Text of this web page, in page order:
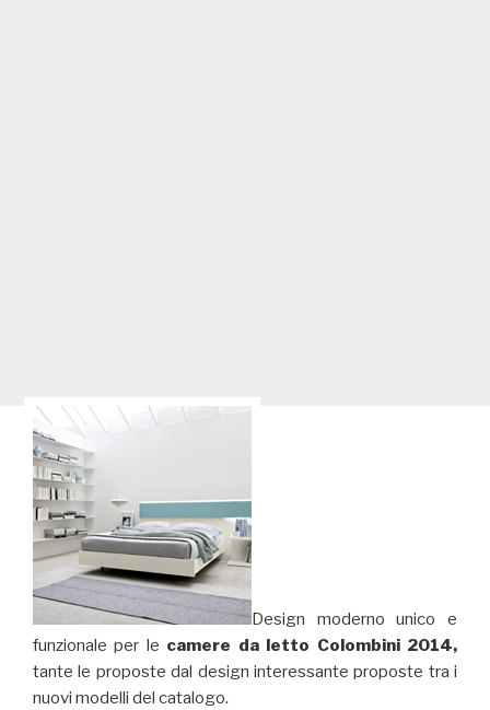
Design moderno unico e
funzionale per le camere da letto Colombini 2014,
tante le proposte dal design interessante proposte tra i
nuovi modelli del catalogo.